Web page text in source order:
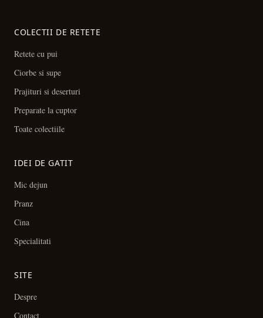
COLECTII DE RETETE
Retete cu pui
Ciorbe si supe
Prajituri si deserturi
Preparate la cuptor
Toate colectiile
IDEI DE GATIT
Mic dejun
Pranz
Cina
Specialitati
SITE
Despre
Contact